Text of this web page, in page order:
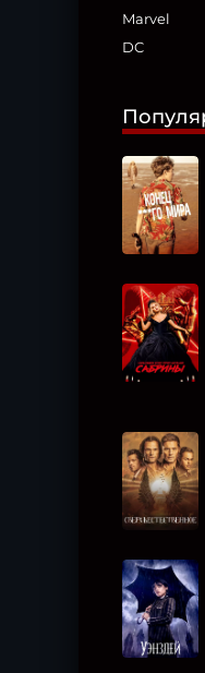
Marvel
DC